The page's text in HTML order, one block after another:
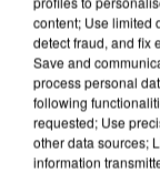
content; Use limited
detect fraud, and fix
Save and
process personal
following
requested; Use
other data sources;
information